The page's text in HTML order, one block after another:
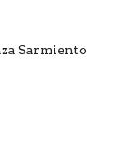
Sarmiento